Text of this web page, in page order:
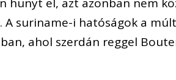
A suriname-i hatóságok a
ahol szerdán reggel